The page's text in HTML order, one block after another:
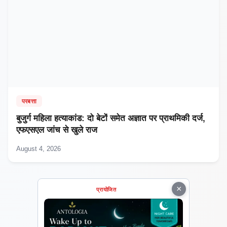
परबत्ता
बुजुर्ग महिला हत्याकांड: दो बेटों समेत अज्ञात पर प्राथमिकी दर्ज,
एफएसएल जांच से खुले राज
August 4, 2026
×
प्रायोजित